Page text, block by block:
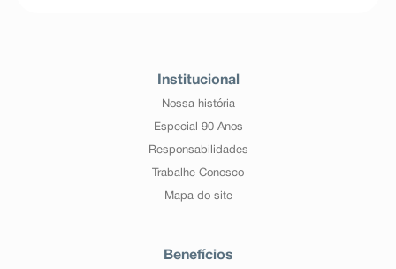
Institucional
Nossa história
Especial 90 Anos
Responsabilidades
Trabalhe Conosco
Mapa do site
Benefícios